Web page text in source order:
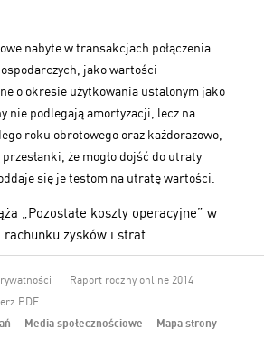
nabyte w transakcjach połączenia
jako wartości
o okresie użytkowania ustalonym jako
nie podlegają amortyzacji, lecz na
roku obrotowego oraz każdorazowo,
że mogło dojść do utraty
się je testom na utratę wartości.
„Pozostałe koszty operacyjne” w
zysków i strat.
Raport roczny online 2014
PDF
Media społecznościowe
Mapa strony